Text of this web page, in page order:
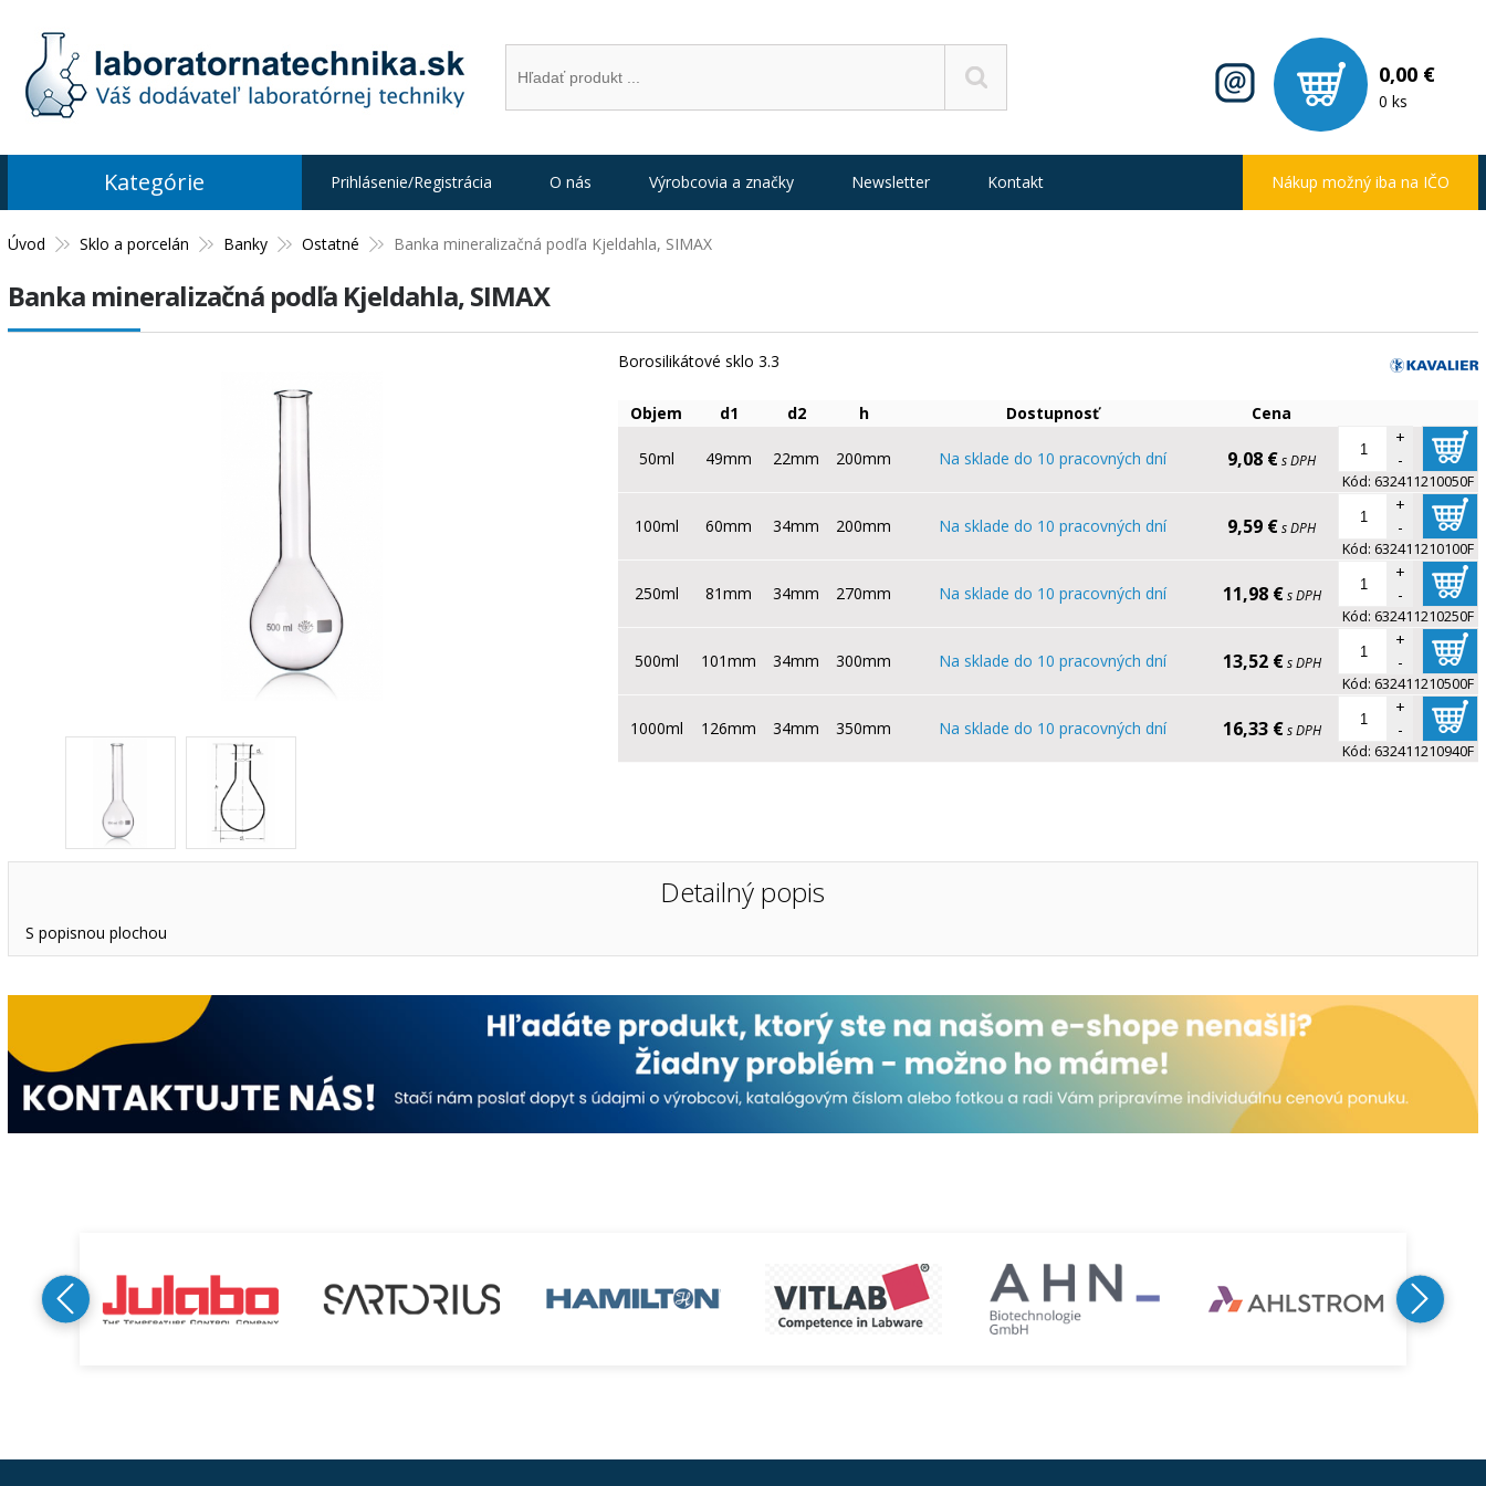
0,00 €
0 ks
Úvod Sklo a porcelán Banky Ostatné Banka mineralizačná podľa Kjeldahla, SIMAX
Banka mineralizačná podľa Kjeldahla, SIMAX
Borosilikátové sklo 3.3
Objem d1 d2 h Dostupnosť Cena
50ml 49mm 22mm 200mm Na sklade do 10 pracovných dní 9,08 €s DPH
+
-
Kód: 632411210050F
100ml 60mm 34mm 200mm Na sklade do 10 pracovných dní 9,59 €s DPH
+
-
Kód: 632411210100F
250ml 81mm 34mm 270mm Na sklade do 10 pracovných dní 11,98 € s DPH
+
-
Kód: 632411210250F
500ml 101mm 34mm 300mm Na sklade do 10 pracovných dní 13,52 € s DPH
+
-
Kód: 632411210500F
1000ml 126mm 34mm 350mm Na sklade do 10 pracovných dní 16,33 € s DPH
+
-
Kód: 632411210940F
Detailný popis
S popisnou plochou
Kategórie Prihlásenie/Registrácia O nás Výrobcovia a značky Newsletter Kontakt Nákup možný iba na IČO